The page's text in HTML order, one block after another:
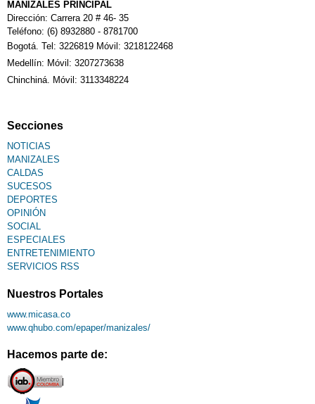
MANIZALES PRINCIPAL
Dirección: Carrera 20 # 46- 35
Teléfono: (6) 8932880 - 8781700
Bogotá. Tel: 3226819 Móvil: 3218122468
Medellín: Móvil: 3207273638
Chinchiná. Móvil: 3113348224
Secciones
NOTICIAS
MANIZALES
CALDAS
SUCESOS
DEPORTES
OPINIÓN
SOCIAL
ESPECIALES
ENTRETENIMIENTO
SERVICIOS RSS
Nuestros Portales
www.micasa.co
www.qhubo.com/epaper/manizales/
Hacemos parte de: